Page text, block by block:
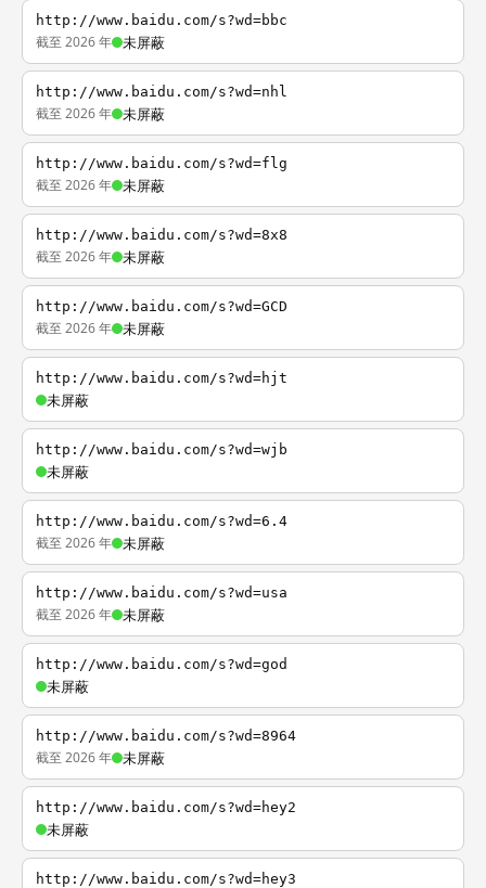
http://www.baidu.com/s?wd=bbc
截至 2026 年 未屏蔽
http://www.baidu.com/s?wd=nhl
截至 2026 年 未屏蔽
http://www.baidu.com/s?wd=flg
截至 2026 年 未屏蔽
http://www.baidu.com/s?wd=8x8
截至 2026 年 未屏蔽
http://www.baidu.com/s?wd=GCD
截至 2026 年 未屏蔽
http://www.baidu.com/s?wd=hjt
未屏蔽
http://www.baidu.com/s?wd=wjb
未屏蔽
http://www.baidu.com/s?wd=6.4
截至 2026 年 未屏蔽
http://www.baidu.com/s?wd=usa
截至 2026 年 未屏蔽
http://www.baidu.com/s?wd=god
未屏蔽
http://www.baidu.com/s?wd=8964
截至 2026 年 未屏蔽
http://www.baidu.com/s?wd=hey2
未屏蔽
http://www.baidu.com/s?wd=hey3